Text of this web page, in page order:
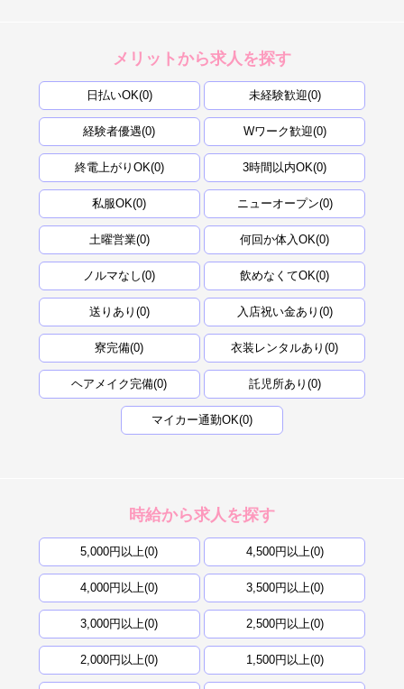
メリットから求人を探す
日払いOK(0) 未経験歓迎(0)
経験者優遇(0) Wワーク歓迎(0)
終電上がりOK(0) 3時間以内OK(0)
私服OK(0) ニューオープン(0)
土曜営業(0) 何回か体入OK(0)
ノルマなし(0) 飲めなくてOK(0)
送りあり(0) 入店祝い金あり(0)
寮完備(0) 衣装レンタルあり(0)
ヘアメイク完備(0) 託児所あり(0)
マイカー通勤OK(0)
時給から求人を探す
5,000円以上(0) 4,500円以上(0)
4,000円以上(0) 3,500円以上(0)
3,000円以上(0) 2,500円以上(0)
2,000円以上(0) 1,500円以上(0)